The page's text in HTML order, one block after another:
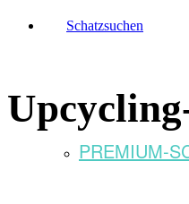
Schatzsuchen
PREMIUM-